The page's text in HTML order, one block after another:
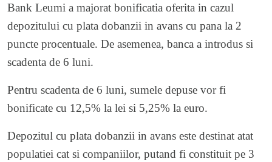
Bank Leumi a majorat bonificatia oferita in cazul
depozitului cu plata dobanzii in avans cu pana la 2
puncte procentuale. De asemenea, banca a introdus si
scadenta de 6 luni.
Pentru scadenta de 6 luni, sumele depuse vor fi
bonificate cu 12,5% la lei si 5,25% la euro.
Depozitul cu plata dobanzii in avans este destinat atat
populatiei cat si companiilor, putand fi constituit pe 3